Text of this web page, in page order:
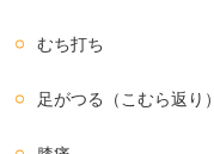
むち打ち
足がつる（こむら返り）